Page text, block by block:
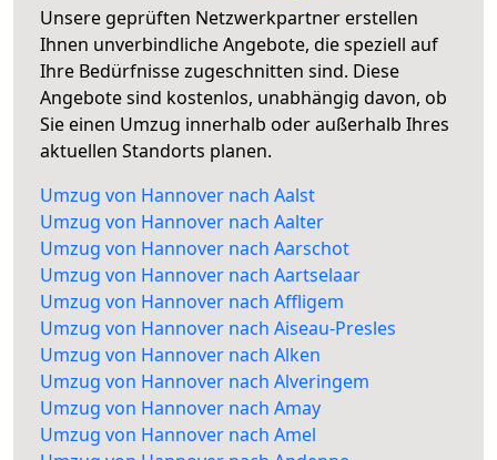
Unsere geprüften Netzwerkpartner erstellen
Ihnen unverbindliche Angebote, die speziell auf
Ihre Bedürfnisse zugeschnitten sind. Diese
Angebote sind kostenlos, unabhängig davon, ob
Sie einen Umzug innerhalb oder außerhalb Ihres
aktuellen Standorts planen.
Umzug von Hannover nach Aalst
Umzug von Hannover nach Aalter
Umzug von Hannover nach Aarschot
Umzug von Hannover nach Aartselaar
Umzug von Hannover nach Affligem
Umzug von Hannover nach Aiseau-Presles
Umzug von Hannover nach Alken
Umzug von Hannover nach Alveringem
Umzug von Hannover nach Amay
Umzug von Hannover nach Amel